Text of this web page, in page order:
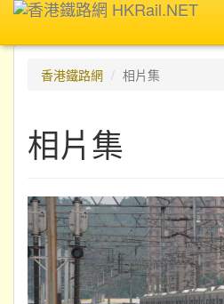
香港鐵路網
相片集
相片集